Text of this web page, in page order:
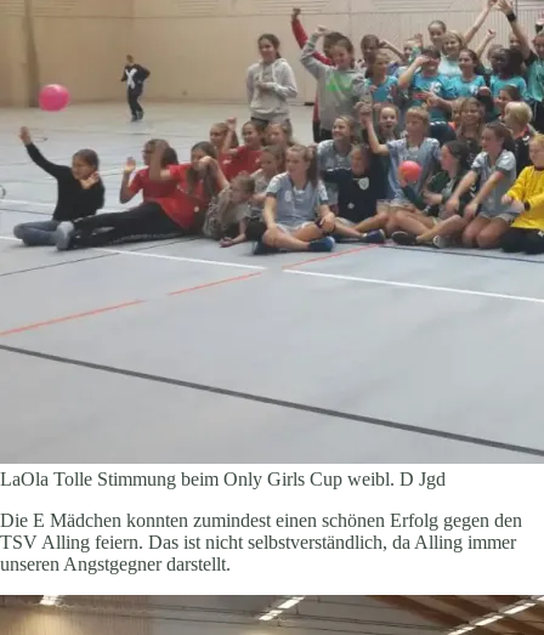
LaOla Tolle Stimmung beim Only Girls Cup weibl. D Jgd
Die E Mädchen konnten zumindest einen schönen Erfolg gegen den
TSV Alling feiern. Das ist nicht selbstverständlich, da Alling immer
unseren Angstgegner darstellt.